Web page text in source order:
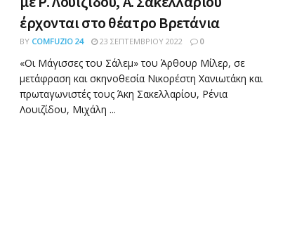
έρχονται στο θέατρο Βρετάνια
BY COMFUZIO 24 23 ΣΕΠΤΕΜΒΡΊΟΥ 2022 0
«Οι Μάγισσες του Σάλεμ» του Άρθουρ Μίλερ, σε
μετάφραση και σκηνοθεσία Νικορέστη Χανιωτάκη και
πρωταγωνιστές τους Άκη Σακελλαρίου, Ρένια
Λουιζίδου, Μιχάλη ...